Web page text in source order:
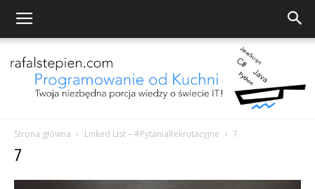
Strona główna Linked List – #PytaniaRekrutacyjne 7
7